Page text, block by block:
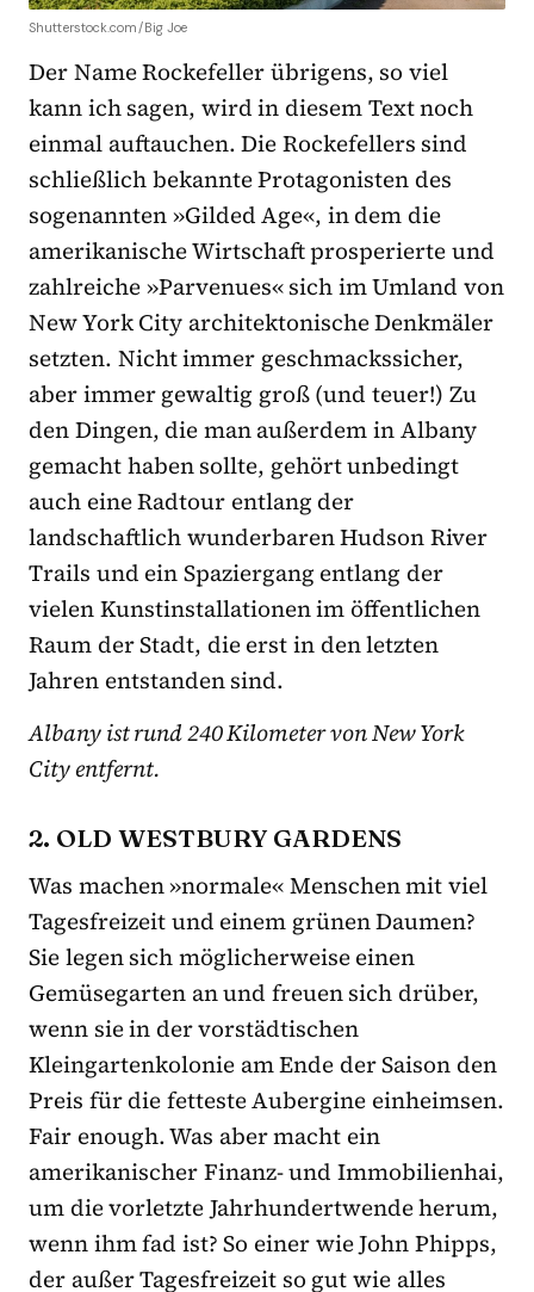
Shutterstock.com/Big Joe
Der Name Rockefeller übrigens, so viel
kann ich sagen, wird in diesem Text noch
einmal auftauchen. Die Rockefellers sind
schließlich bekannte Protagonisten des
sogenannten »Gilded Age«, in dem die
amerikanische Wirtschaft prosperierte und
zahlreiche »Parvenues« sich im Umland von
New York City architektonische Denkmäler
setzten. Nicht immer geschmackssicher,
aber immer gewaltig groß (und teuer!) Zu
den Dingen, die man außerdem in Albany
gemacht haben sollte, gehört unbedingt
auch eine Radtour entlang der
landschaftlich wunderbaren Hudson River
Trails und ein Spaziergang entlang der
vielen Kunstinstallationen im öffentlichen
Raum der Stadt, die erst in den letzten
Jahren entstanden sind.
Albany ist rund 240 Kilometer von New York
City entfernt.
2. OLD WESTBURY GARDENS
Was machen »normale« Menschen mit viel
Tagesfreizeit und einem grünen Daumen?
Sie legen sich möglicherweise einen
Gemüsegarten an und freuen sich drüber,
wenn sie in der vorstädtischen
Kleingartenkolonie am Ende der Saison den
Preis für die fetteste Aubergine einheimsen.
Fair enough. Was aber macht ein
amerikanischer Finanz- und Immobilienhai,
um die vorletzte Jahrhundertwende herum,
wenn ihm fad ist? So einer wie John Phipps,
der außer Tagesfreizeit so gut wie alles